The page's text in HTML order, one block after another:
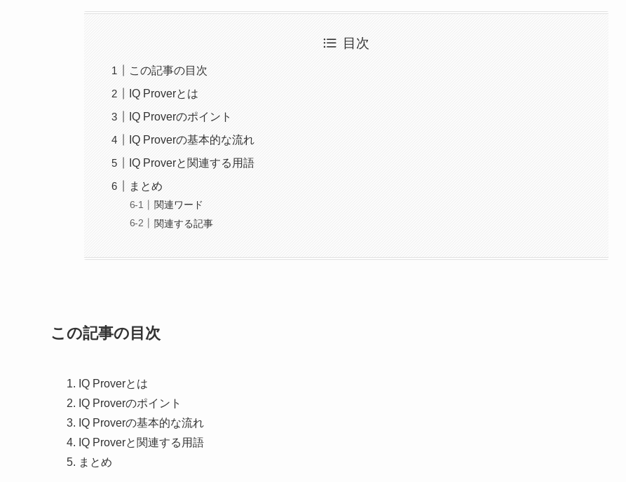
目次
この記事の目次
IQ Proverとは
IQ Proverのポイント
IQ Proverの基本的な流れ
IQ Proverと関連する用語
まとめ
関連ワード
関連する記事
この記事の目次
IQ Proverとは
IQ Proverのポイント
IQ Proverの基本的な流れ
IQ Proverと関連する用語
まとめ